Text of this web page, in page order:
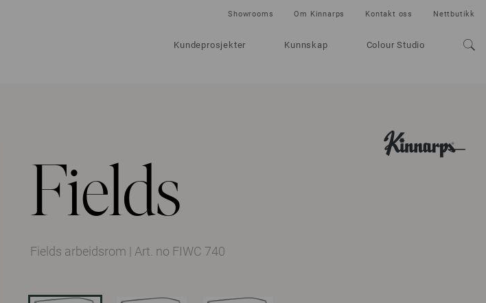
Kundeprosjekter Kunnskap Colour Studio
Showrooms Om Kinnarps Kontakt oss Nettbutikk
Fields
Fields arbeidsrom | Art. no FIWC 740